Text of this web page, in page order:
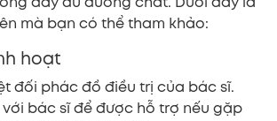
mà bạn có thể tham khảo:
hoạt
đối phác đồ điều trị của bác sĩ.
với bác sĩ để được hỗ trợ nếu gặp